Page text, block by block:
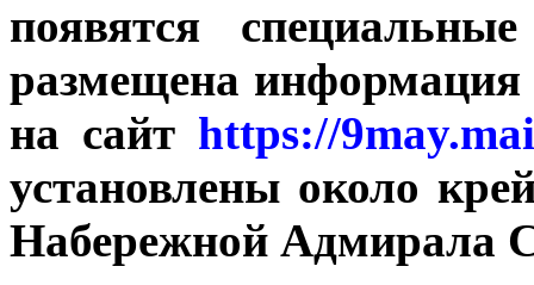
появятся
размещена информация
на сайт https://
установлены около
Набережной Адмирала